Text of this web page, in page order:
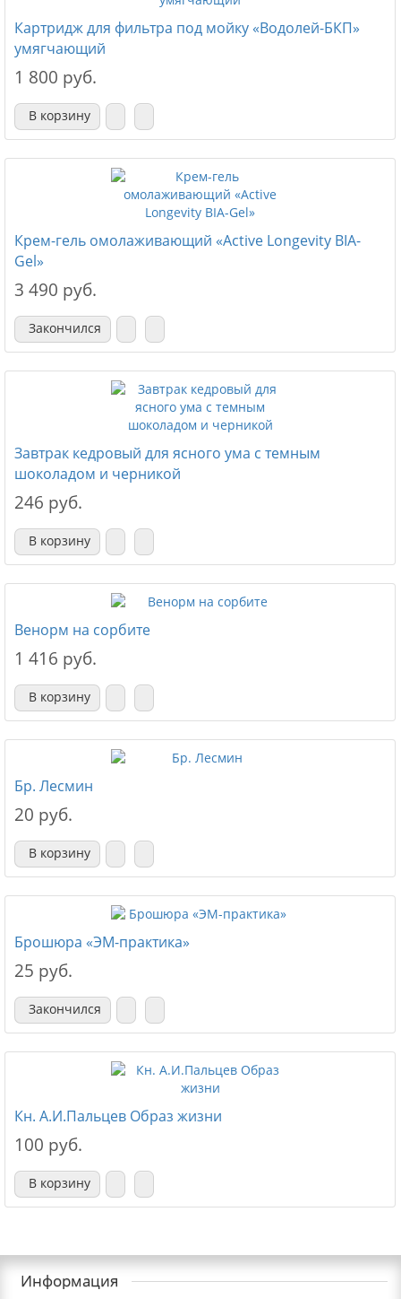
Картридж для фильтра под мойку «Водолей-БКП»
умягчающий
1 800 руб.
В корзину
Крем-гель омолаживающий «Active Longevity BIA-
Gel»
3 490 руб.
Закончился
Завтрак кедровый для ясного ума с темным
шоколадом и черникой
246 руб.
В корзину
Венорм на сорбите
1 416 руб.
В корзину
Бр. Лесмин
20 руб.
В корзину
Брошюра «ЭМ-практика»
25 руб.
Закончился
Кн. А.И.Пальцев Образ жизни
100 руб.
В корзину
Информация